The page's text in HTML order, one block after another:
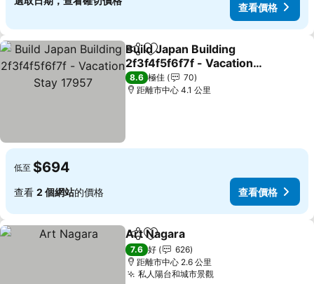
查看價格
分享 放到收藏夾
Build Japan Building
2f3f4f5f6f7f - Vacation
Stay 17957
查看價格
8.6 極佳
70
距離市中心 4.1 公里
低至 $694
查看 2 個網站的價格 查看價格
分享 放到收藏夾
Art Nagara
7.6 好
626
距離市中心 2.6 公里
私人陽台和城市景觀查看價格